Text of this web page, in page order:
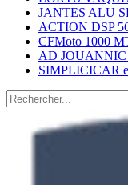
JANTES ALU
ACTION DSP
CFMoto 1000
AD JOUANNIC
SIMPLICICAR